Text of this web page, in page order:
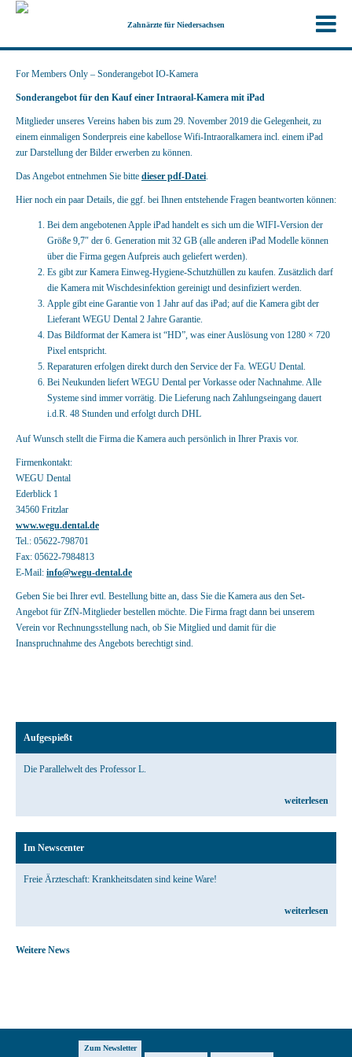
Zahnärzte für Niedersachsen
For Members Only – Sonderangebot IO-Kamera
Sonderangebot für den Kauf einer Intraoral-Kamera mit iPad
Mitglieder unseres Vereins haben bis zum 29. November 2019 die Gelegenheit, zu
einem einmaligen Sonderpreis eine kabellose Wifi-Intraoralkamera incl. einem iPad
zur Darstellung der Bilder erwerben zu können.
Das Angebot entnehmen Sie bitte dieser pdf-Datei.
Hier noch ein paar Details, die ggf. bei Ihnen entstehende Fragen beantworten können:
Bei dem angebotenen Apple iPad handelt es sich um die WIFI-Version der
Größe 9,7″ der 6. Generation mit 32 GB (alle anderen iPad Modelle können
über die Firma gegen Aufpreis auch geliefert werden).
Es gibt zur Kamera Einweg-Hygiene-Schutzhüllen zu kaufen. Zusätzlich darf
die Kamera mit Wischdesinfektion gereinigt und desinfiziert werden.
Apple gibt eine Garantie von 1 Jahr auf das iPad; auf die Kamera gibt der
Lieferant WEGU Dental 2 Jahre Garantie.
Das Bildformat der Kamera ist “HD”, was einer Auslösung von 1280 × 720
Pixel entspricht.
Reparaturen erfolgen direkt durch den Service der Fa. WEGU Dental.
Bei Neukunden liefert WEGU Dental per Vorkasse oder Nachnahme. Alle
Systeme sind immer vorrätig. Die Lieferung nach Zahlungseingang dauert
i.d.R. 48 Stunden und erfolgt durch DHL
Auf Wunsch stellt die Firma die Kamera auch persönlich in Ihrer Praxis vor.
Firmenkontakt:
WEGU Dental
Ederblick 1
34560 Fritzlar
www.wegu.dental.de
Tel.: 05622-798701
Fax: 05622-7984813
E-Mail: info@wegu-dental.de
Geben Sie bei Ihrer evtl. Bestellung bitte an, dass Sie die Kamera aus den Set-
Angebot für ZfN-Mitglieder bestellen möchte. Die Firma fragt dann bei unserem
Verein vor Rechnungsstellung nach, ob Sie Mitglied und damit für die
Inanspruchnahme des Angebots berechtigt sind.
Aufgespießt
Die Parallelwelt des Professor L.
weiterlesen
Im Newscenter
Freie Ärzteschaft: Krankheitsdaten sind keine Ware!
weiterlesen
Weitere News
Zum Newsletter